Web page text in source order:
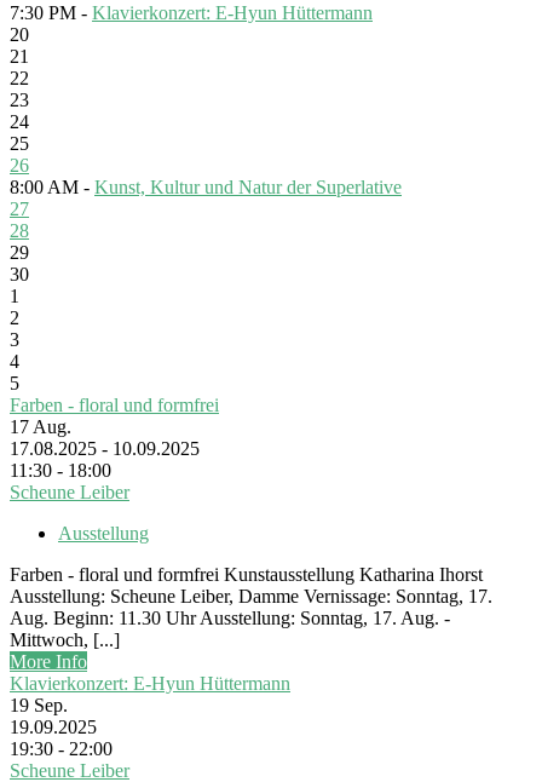
7:30 PM - Klavierkonzert: E-Hyun Hüttermann
20
21
22
23
24
25
26
8:00 AM - Kunst, Kultur und Natur der Superlative
27
28
29
30
1
2
3
4
5
Farben - floral und formfrei
17 Aug.
17.08.2025 - 10.09.2025
11:30 - 18:00
Scheune Leiber
Ausstellung
Farben - floral und formfrei Kunstausstellung Katharina Ihorst
Ausstellung: Scheune Leiber, Damme Vernissage: Sonntag, 17.
Aug. Beginn: 11.30 Uhr Ausstellung: Sonntag, 17. Aug. -
Mittwoch, [...]
More Info
Klavierkonzert: E-Hyun Hüttermann
19 Sep.
19.09.2025
19:30 - 22:00
Scheune Leiber